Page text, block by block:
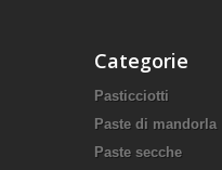
Categorie
Pasticciotti
Paste di mandorla
Paste secche